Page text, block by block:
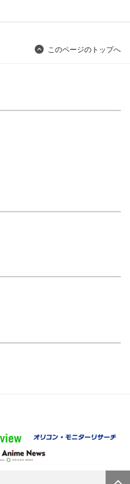
このページのトップへ